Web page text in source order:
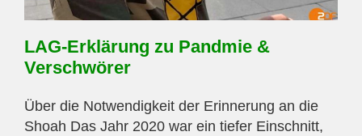
LAG-Erklärung zu Pandmie &
Verschwörer
Über die Notwendigkeit der Erinnerung an die
Shoah Das Jahr 2020 war ein tiefer Einschnitt,